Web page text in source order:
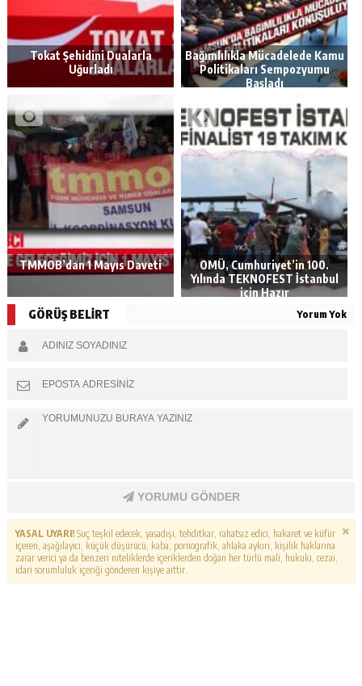
Tokat Şehidini Dualarla
Uğurladı
Bağımlılıkla Mücadelede Kamu
Politikaları Sempozyumu
Başladı
TMMOB’dan 1 Mayıs Daveti
OMÜ, Cumhuriyet’in 100.
Yılında TEKNOFEST İstanbul
için Hazır
GÖRÜŞ BELİRT
Yorum Yok
YORUMU GÖNDER
YASAL UYARI!Suç teşkil edecek, yasadışı, tehditkar, rahatsız edici, hakaret ve küfür
içeren, aşağılayıcı, küçük düşürücü, kaba, pornografik, ahlaka aykırı, kişilik haklarına
zarar verici ya da benzeri niteliklerde içeriklerden doğan her türlü mali, hukuki, cezai,
idari sorumluluk içeriği gönderen kişiye aittir.